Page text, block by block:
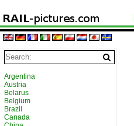
Argentina
Austria
Belarus
Belgium
Brazil
Canada